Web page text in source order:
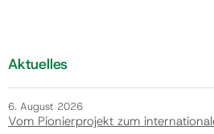
Aktuelles
6. August 2026
Vom Pionierprojekt zum